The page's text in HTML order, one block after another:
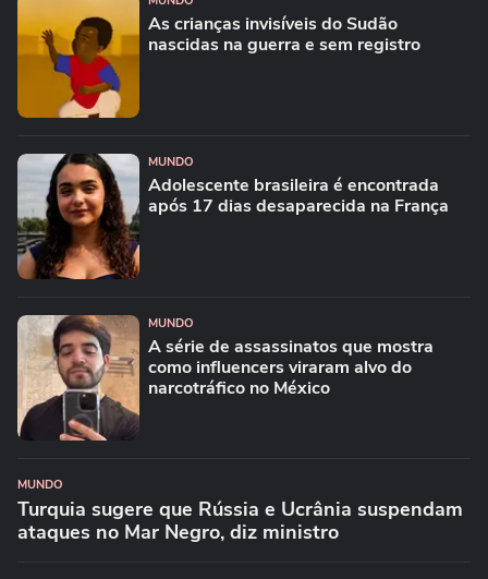
As crianças invisíveis do Sudão
nascidas na guerra e sem registro
MUNDO
Adolescente brasileira é encontrada
após 17 dias desaparecida na França
MUNDO
A série de assassinatos que mostra
como influencers viraram alvo do
narcotráfico no México
MUNDO
Turquia sugere que Rússia e Ucrânia suspendam
ataques no Mar Negro, diz ministro